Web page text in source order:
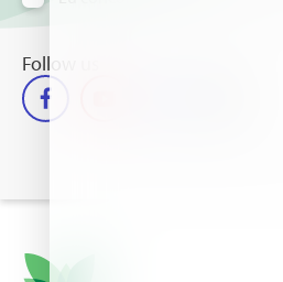
Follow us